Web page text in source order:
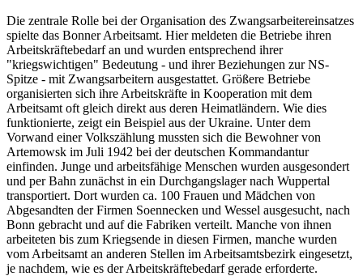
Die zentrale Rolle bei der Organisation des Zwangsarbeitereinsatzes
spielte das Bonner Arbeitsamt. Hier meldeten die Betriebe ihren
Arbeitskräftebedarf an und wurden entsprechend ihrer
"kriegswichtigen" Bedeutung - und ihrer Beziehungen zur NS-
Spitze - mit Zwangsarbeitern ausgestattet. Größere Betriebe
organisierten sich ihre Arbeitskräfte in Kooperation mit dem
Arbeitsamt oft gleich direkt aus deren Heimatländern. Wie dies
funktionierte, zeigt ein Beispiel aus der Ukraine. Unter dem
Vorwand einer Volkszählung mussten sich die Bewohner von
Artemowsk im Juli 1942 bei der deutschen Kommandantur
einfinden. Junge und arbeitsfähige Menschen wurden ausgesondert
und per Bahn zunächst in ein Durchgangslager nach Wuppertal
transportiert. Dort wurden ca. 100 Frauen und Mädchen von
Abgesandten der Firmen Soennecken und Wessel ausgesucht, nach
Bonn gebracht und auf die Fabriken verteilt. Manche von ihnen
arbeiteten bis zum Kriegsende in diesen Firmen, manche wurden
vom Arbeitsamt an anderen Stellen im Arbeitsamtsbezirk eingesetzt,
je nachdem, wie es der Arbeitskräftebedarf gerade erforderte.